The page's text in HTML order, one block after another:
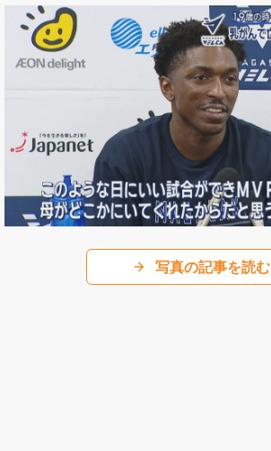
写真の記事を読む